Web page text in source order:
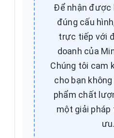
Để nhận được
đúng cấu
trực tiếp với
doanh của
Chúng tôi cam
cho bạn
phẩm chất
một giải pháp
ưu.